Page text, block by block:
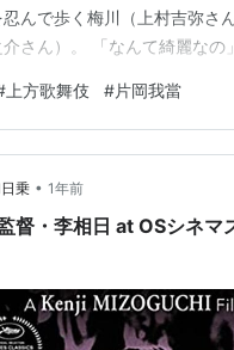
んで歩く梅川（上村吉弥さ
介さん）。 「なんて綺麗なの
しゃいました。 孫右衛門の
いで舞台を見ていたことが
何回も我當さん出演の舞台
た舞台姿、澄んでいて聞き
るせりふ回し、存在感抜群で
と残念でなりません。 上方
上方歌舞伎 #片岡我當
乗 • 1年前
督・李相日 at OSシネマ